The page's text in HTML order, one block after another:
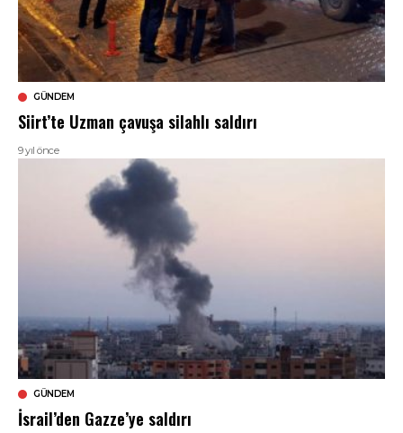
GÜNDEM
Siirt’te Uzman çavuşa silahlı saldırı
9 yıl önce
GÜNDEM
İsrail’den Gazze’ye saldırı